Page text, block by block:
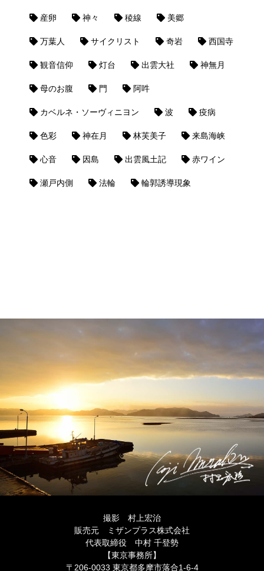
産卵 神々 稜線 美郷
万葉人 サイクリスト 奇岩 西国寺
観音信仰 灯台 出雲大社 神無月
母のお腹 門 阿吽
カベルネ・ソーヴィニヨン 波 疫病
色彩 神在月 林芙美子 来島海峡
心音 因島 出雲風土記 赤ワイン
瀬戸内側 法輪 輪郭誘導現象
撮影 村上宏治
販売元 ミザンプラス株式会社
代表取締役 中村 千登勢
【東京事務所】
〒206-0033 東京都多摩市落合1-6-4